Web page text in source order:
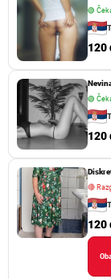
🟢
120
🟢
120
🔴
120